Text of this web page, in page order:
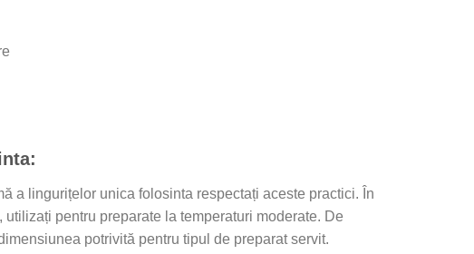
a lingurițelor unica folosinta respectați aceste practici. În
pentru preparate la temperaturi moderate. De
potrivită pentru tipul de preparat servit.